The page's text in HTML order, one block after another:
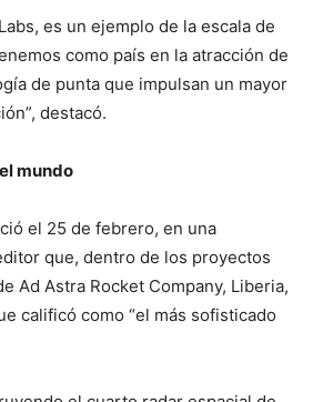
es un ejemplo de la escala de
como país en la atracción de
de punta que impulsan un mayor
destacó.
mundo
el 25 de febrero, en una
que, dentro de los proyectos
Ad Astra Rocket Company, Liberia,
calificó como “el más sofisticado